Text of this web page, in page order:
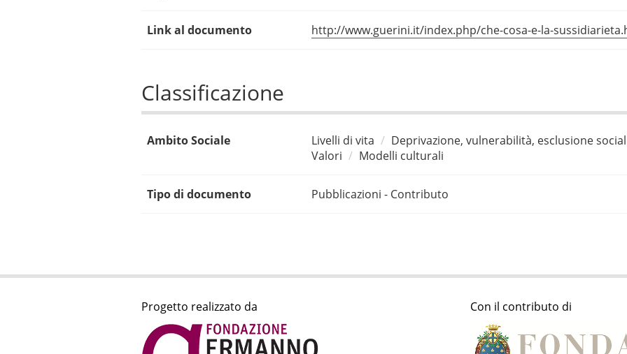
Link al documento http://www.guerini.it/index.php/che-cosa-e-la-
Classificazione
Ambito Sociale Livelli di vita
Deprivazione, vulnerabilità, esclusione
Valori
Modelli culturali
Tipo di documento Pubblicazioni - Contributo
Progetto realizzato da Con il contributo di